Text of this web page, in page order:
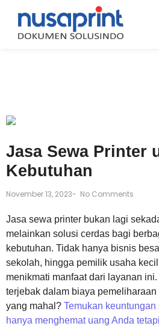
Jasa Sewa Printer
Kebutuhan
November 13, 2023- No Comments
Jasa sewa printer bukan lagi
melainkan solusi cerdas bagi
kebutuhan. Tidak hanya bisnis
sekolah, hingga pemilik usaha
menikmati manfaat dari layanan
terjebak dalam biaya
yang mahal? Temukan
hanya menghemat uang Anda